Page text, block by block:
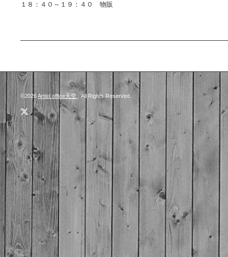
１８：４０～１９：４０ 物販
©2026Artist office天空 . All Rights Reserved.